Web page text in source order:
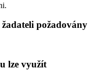
požadovány
lze využít